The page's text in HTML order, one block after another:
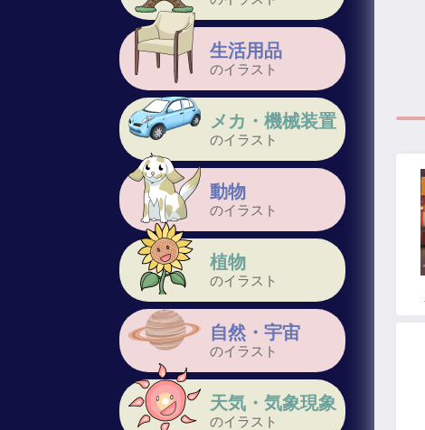
生活用品
のイラスト
メカ・機械装置
のイラスト
動物
のイラスト
植物
のイラスト
自然・宇宙
のイラスト
天気・気象現象
のイラスト